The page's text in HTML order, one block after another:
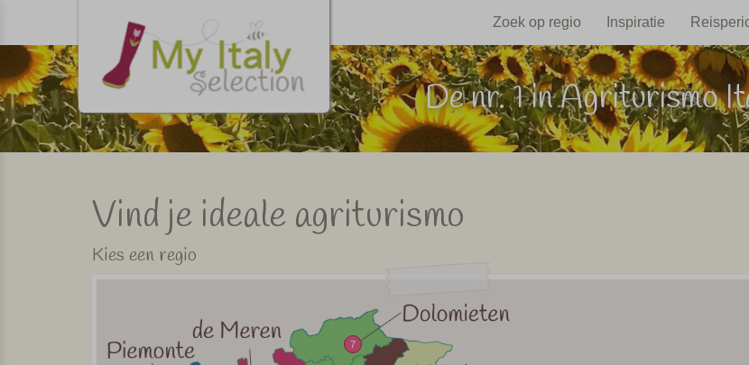
Zoek op regio Inspiratie
De nr. 1 in Agriturismo
Vind je ideale agriturismo
Kies een regio
7